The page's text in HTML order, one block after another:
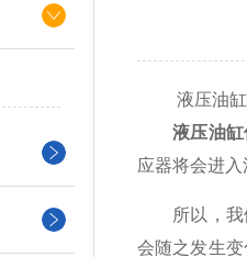
液压油缸传
液压油
应器将会进
所以，我们
会随之发生